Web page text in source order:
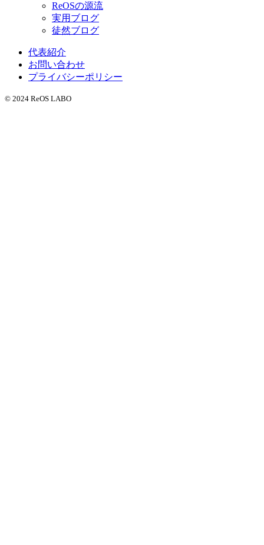
ReOSの源流
実用ブログ
徒然ブログ
代表紹介
お問い合わせ
プライバシーポリシー
© 2024 ReOS LABO